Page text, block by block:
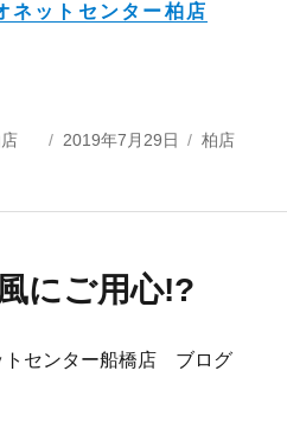
ネットセンター柏店
店
投
2019年7月29日
カ
柏店
にご用心!?
センター船橋店 ブログ